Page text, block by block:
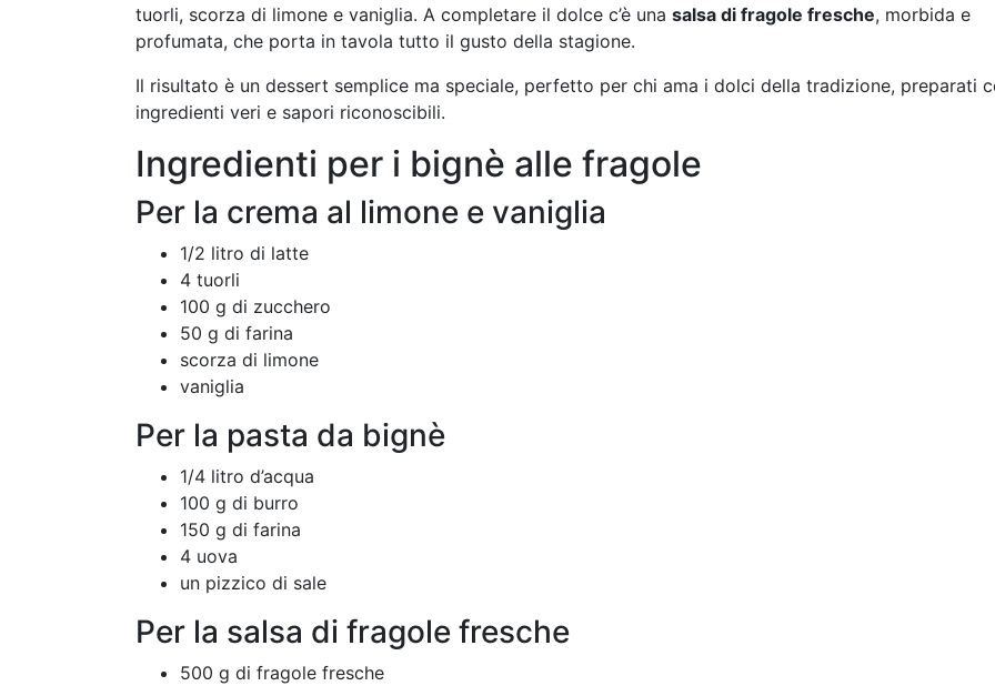
tuorli, scorza di limone e vaniglia. A completare il dolce c’è una salsa di fragole fresche, morbida e
profumata, che porta in tavola tutto il gusto della stagione.
Il risultato è un dessert semplice ma speciale, perfetto per chi ama i dolci della tradizione, preparati
ingredienti veri e sapori riconoscibili.
Ingredienti per i bignè alle fragole
Per la crema al limone e vaniglia
1/2 litro di latte
4 tuorli
100 g di zucchero
50 g di farina
scorza di limone
vaniglia
Per la pasta da bignè
1/4 litro d’acqua
100 g di burro
150 g di farina
4 uova
un pizzico di sale
Per la salsa di fragole fresche
500 g di fragole fresche